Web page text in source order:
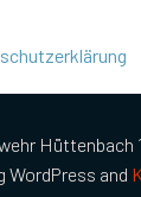
Hüttenbach
WordPress and